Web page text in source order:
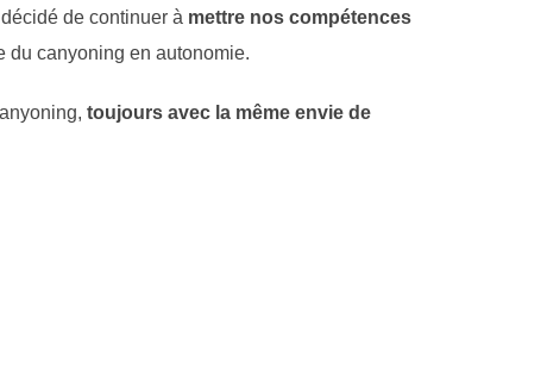
de continuer à mettre nos compétences
du canyoning en autonomie.
toujours avec la même envie de